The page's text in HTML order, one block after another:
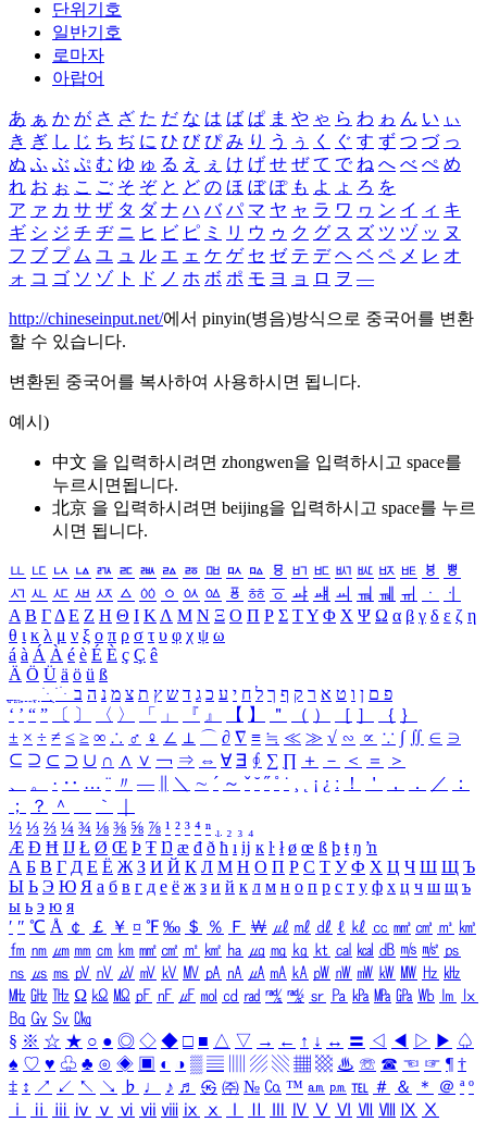
단위기호
일반기호
로마자
아랍어
あ ぁ か が さ ざ た だ な は ば ぱ ま や ゃ ら わ ゎ ん い ぃ
き ぎ し じ ち ぢ に ひ び ぴ み り う ぅ く ぐ す ず つ づ っ
ぬ ふ ぶ ぷ む ゆ ゅ る え ぇ け げ せ ぜ て で ね へ べ ぺ め
れ お ぉ こ ご そ ぞ と ど の ほ ぼ ぽ も よ ょ ろ を
ア ァ カ サ ザ タ ダ ナ ハ バ パ マ ヤ ャ ラ ワ ヮ ン イ ィ キ
ギ シ ジ チ ヂ ニ ヒ ビ ピ ミ リ ウ ゥ ク グ ス ズ ツ ヅ ッ ヌ
フ ブ プ ム ユ ュ ル エ ェ ケ ゲ セ ゼ テ デ ヘ ベ ペ メ レ オ
ォ コ ゴ ソ ゾ ト ド ノ ホ ボ ポ モ ヨ ョ ロ ヲ ―
http://chineseinput.net/에서 pinyin(병음)방식으로 중국어를 변환
할 수 있습니다.
변환된 중국어를 복사하여 사용하시면 됩니다.
예시)
中文 을 입력하시려면 zhongwen을 입력하시고 space를
누르시면됩니다.
北京 을 입력하시려면 beijing을 입력하시고 space를 누르
시면 됩니다.
ㅥ ㅦ ㅧ ㅨ ㅩ ㅪ ㅫ ㅬ ㅭ ㅮ ㅯ ㅰ ㅱ ㅲ ㅳ ㅴ ㅵ ㅶ ㅷ ㅸ
ㅹ
ㅺ ㅻ ㅼ ㅽ ㅾ ㅿ ㆀ ㆁ ㆂ ㆃ ㆄ ㆅ ㆆ ㆇ ㆈ ㆉ ㆊ ㆋ ㆌ ㆍ
ㆎ
Α Β ΓΔ Ε Ζ Η Θ Ι ΚΛ Μ Ν Ξ Ο Π Ρ Σ ΤΥ Φ Χ Ψ Ω α β γ δ ε ζ η
θ ι κ λ μ ν ξ ο π ρ σ τ υ φ χ ψ ω
á à Á À é è É È ç Ç ê
Ä Ö Ü ä ö ü ß
ִֶֹ ֻּ ׁׂ פ ם ן ו ט א ר ק ף ך ל ח י ע כ ג ד ש ץ ת צ מ נ ה ב
‘ ’ “ ” 〔 〕 〈 〉 「 」 『 』 【 】 ＂ （ ） ［ ］ ｛ ｝
± × ÷ ≠ ≤ ≥ ∞ ∴ ♂ ♀ ∠ ⊥ ⌒ ∂ ∇ ≡ ≒ ≪ ≫ √ ∽ ∝ ∵ ∫ ∬ ∈ ∋
⊆ ⊇ ⊂ ⊃ ∪ ∩ ∧ ∨ ￢ ⇒ ⇔ ∀ ∃ ∮ ∑ ∏ ＋ － ＜ ＝
＞
、
。 · ‥ … ¨ 〃 ― ＼ ∼ ´ ～ ˇ ˘ ˝ ˚ ˙ ¸ ¡ ¿ ː ！ ＇ ， ． ／
：
；
？ ＾ ｀
½ ⅓ ⅔ ¼ ¾ ⅛ ⅜ ⅝ ⅞ ¹ ² ³ ⁴ ⁿ ₁ ₂ ₃ ₄
Æ Ð Ħ Ĳ Ł Ø Œ Þ Ŧ Ŋ æ đ ð ħ ı ĳ ĸ ŀ ł ø œ ß þ ŧ ŋ ŉ
А Б В Г Д Е Ё Ж З И Й К Л М Н О П Р С Т У Ф Х Ц Ч Ш Щ Ъ
Ы Ь Э Ю Я а б в г д е ё ж з и й к л м н о п р с т у ф х ц ч ш щ ъ
ы ь э ю я
′ ″ ℃ Å ￠ ￡ ￥ ¤ ℉ ‰ ＄ ％ Ｆ ￦ ㎕ ㎖ ㎗ ℓ ㎘ ㏄ ㎣ ㎤ ㎥ ㎦
㎙ ㎚ ㎛ ㎜ ㎝ ㎞ ㎟ ㎠ ㎡ ㎢ ㏊ ㎍ ㎎ ㎏ ㏏ ㎈ ㎉ ㏈ ㎧ ㎨ ㎰
㎱ ㎲ ㎳ ㎴ ㎵ ㎶ ㎷ ㎸ ㎹ ㎀ ㎁ ㎂ ㎃ ㎄ ㎺ ㎻ ㎽ ㎾ ㎿ ㎐ ㎑
㎒ ㎓ ㎔ Ω ㏀ ㏁ ㎊ ㎋ ㎌ ㏖ ㏅ ㎭ ㎮ ㎯ ㏛ ㎩ ㎪ ㎫ ㎬ ㏝ ㏐
㏓
㏃ ㏉ ㏜ ㏆
§ ※ ☆ ★ ○ ● ◎ ◇ ◆ □ ■ △ ▽ → ← ↑ ↓ ↔ 〓 ◁ ◀ ▷ ▶ ♤
♠ ♡ ♥ ♧ ♣ ⊙ ◈ ▣ ◐ ◑ ▒ ▤ ▨ ▧ ▦ ▩ ♨ ☏ ☎ ☜ ☞ ¶ †
‡ ↕ ↗ ↙ ↖ ↘ ♭ ♩ ♪ ♬ ㉿ ㈜ № ㏇ ™ ㏂ ㏘ ℡ ＃ ＆ ＊ ＠ ª º
ⅰ
ⅱ ⅲ ⅳ ⅴ ⅵ ⅶ ⅷ ⅸ ⅹ Ⅳ Ⅴ Ⅵ Ⅶ Ⅷ Ⅸ Ⅹ